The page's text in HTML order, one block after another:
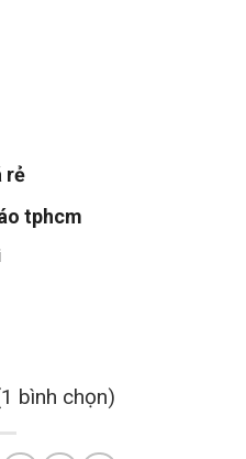
rẻ
tphcm
bình chọn)